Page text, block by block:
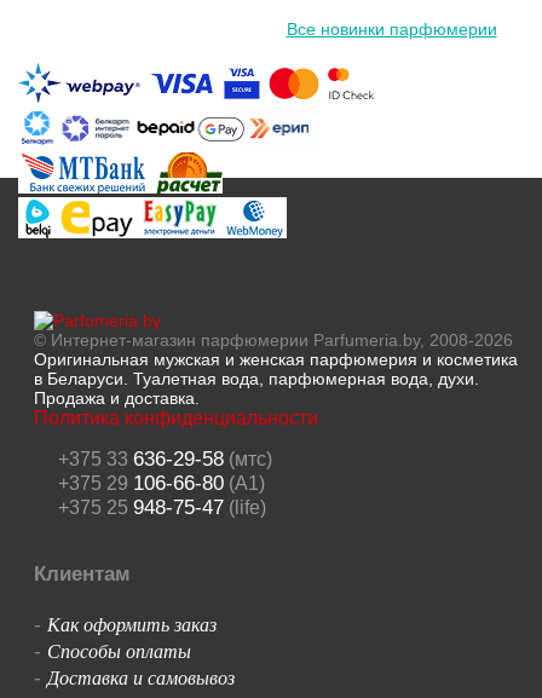
Все новинки парфюмерии
© Интернет-магазин парфюмерии Parfumeria.by, 2008-2026
Оригинальная мужская и женская парфюмерия и косметика
в Беларуси. Туалетная вода, парфюмерная вода, духи.
Продажа и доставка.
Политика конфиденциальности
+375 33 636-29-58(мтс)
+375 29 106-66-80(A1)
+375 25 948-75-47(life)
Клиентам
- Как оформить заказ
- Способы оплаты
-Доставка и самовывоз